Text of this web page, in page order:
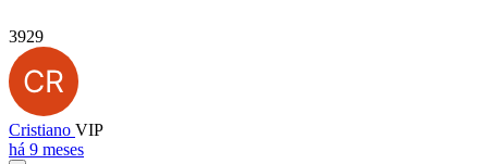
3929
Cristiano VIP
há 9 meses